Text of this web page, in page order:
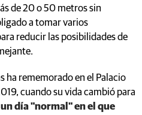
de 20 o 50 metros sin
a tomar varios
reducir las posibilidades de
ha rememorado en el Palacio
cuando su vida cambió para
día "normal" en el que